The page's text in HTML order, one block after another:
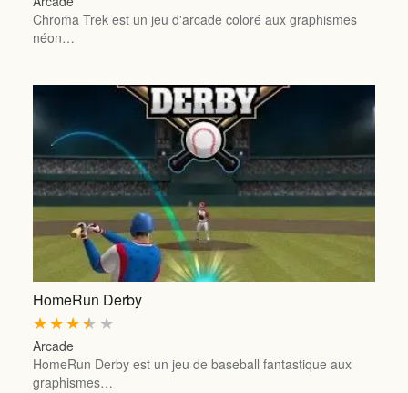
Chroma Trek est un jeu d'arcade coloré aux graphismes
néon…
HomeRun Derby
★
★
★
★
★
Arcade
HomeRun Derby est un jeu de baseball fantastique aux
graphismes…